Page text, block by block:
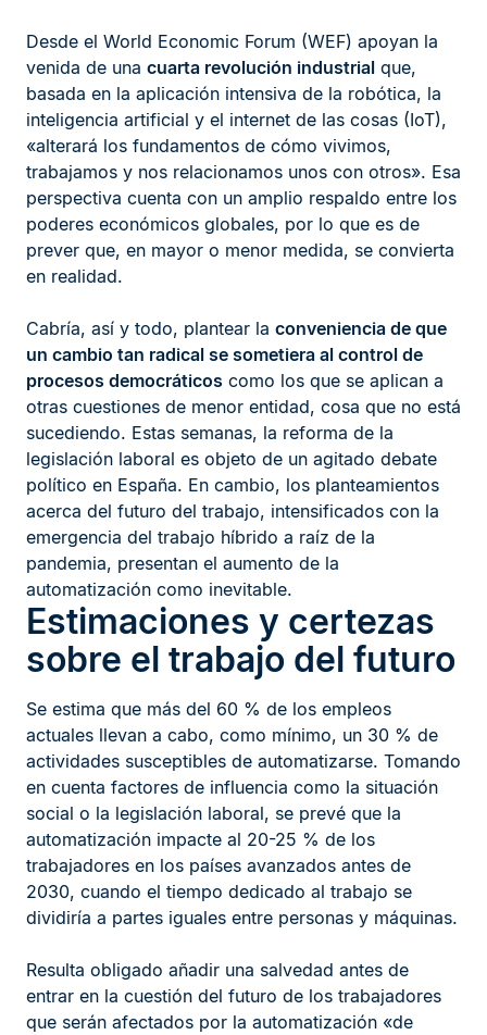
Desde el World Economic Forum (WEF) apoyan la
venida de una cuarta revolución industrial que,
basada en la aplicación intensiva de la robótica, la
inteligencia artificial y el internet de las cosas (IoT),
«alterará los fundamentos de cómo vivimos,
trabajamos y nos relacionamos unos con otros». Esa
perspectiva cuenta con un amplio respaldo entre los
poderes económicos globales, por lo que es de
prever que, en mayor o menor medida, se convierta
en realidad.
Cabría, así y todo, plantear la conveniencia de que
un cambio tan radical se sometiera al control de
procesos democráticos como los que se aplican a
otras cuestiones de menor entidad, cosa que no está
sucediendo. Estas semanas, la reforma de la
legislación laboral es objeto de un agitado debate
político en España. En cambio, los planteamientos
acerca del futuro del trabajo, intensificados con la
emergencia del trabajo híbrido a raíz de la
pandemia, presentan el aumento de la
automatización como inevitable.
Estimaciones y certezas
sobre el trabajo del futuro
Se estima que más del 60 % de los empleos
actuales llevan a cabo, como mínimo, un 30 % de
actividades susceptibles de automatizarse. Tomando
en cuenta factores de influencia como la situación
social o la legislación laboral, se prevé que la
automatización impacte al 20-25 % de los
trabajadores en los países avanzados antes de
2030, cuando el tiempo dedicado al trabajo se
dividiría a partes iguales entre personas y máquinas.
Resulta obligado añadir una salvedad antes de
entrar en la cuestión del futuro de los trabajadores
que serán afectados por la automatización «de